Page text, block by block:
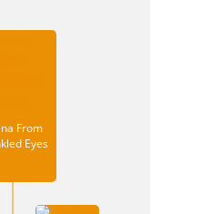
From
Eyes